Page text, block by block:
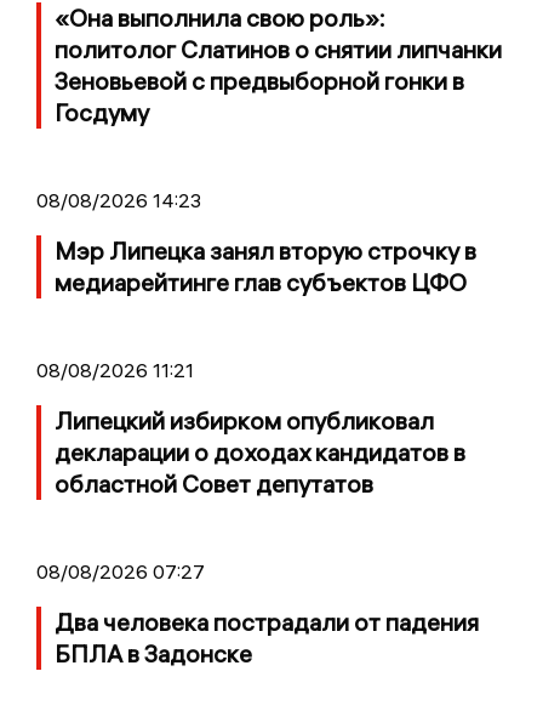
«Она выполнила свою роль»:
политолог Слатинов о снятии липчанки
Зеновьевой с предвыборной гонки в
Госдуму
08/08/2026 14:23
Мэр Липецка занял вторую строчку в
медиарейтинге глав субъектов ЦФО
08/08/2026 11:21
Липецкий избирком опубликовал
декларации о доходах кандидатов в
областной Совет депутатов
08/08/2026 07:27
Два человека пострадали от падения
БПЛА в Задонске